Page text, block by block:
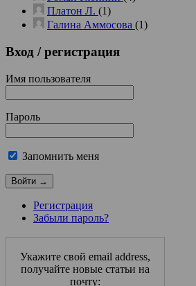
Платон Л. (1)
Галина Аммосова (1)
Вход / регистрация
Имя пользователя
Пароль
Запомнить меня
Регистрация
Забыли пароль?
Укажите свой email address,
получайте новые статьи на
почту: